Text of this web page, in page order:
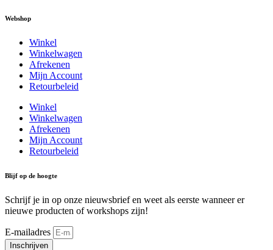
Webshop
Winkel
Winkelwagen
Afrekenen
Mijn Account
Retourbeleid
Winkel
Winkelwagen
Afrekenen
Mijn Account
Retourbeleid
Blijf op de hoogte
Schrijf je in op onze nieuwsbrief en weet als eerste wanneer er
nieuwe producten of workshops zijn!
E-mailadres
Inschrijven